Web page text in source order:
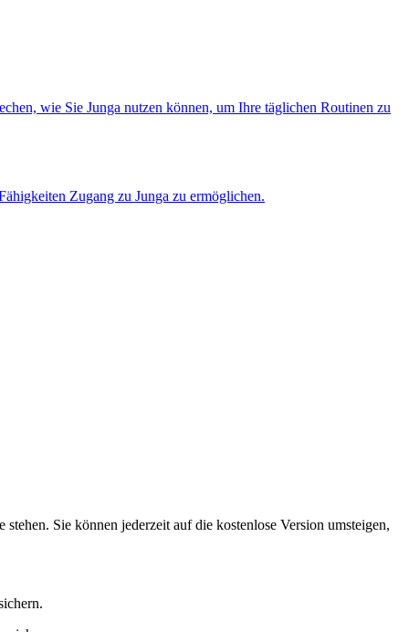
wie Sie Junga nutzen können, um Ihre täglichen Routinen zu
Zugang zu Junga zu ermöglichen.
Sie können jederzeit auf die kostenlose Version umsteigen,